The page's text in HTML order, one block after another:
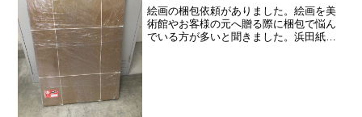
絵画の梱包依頼がありました。絵画を美
術館やお客様の元へ贈る際に梱包で悩ん
でいる方が多いと聞きました。浜田紙業